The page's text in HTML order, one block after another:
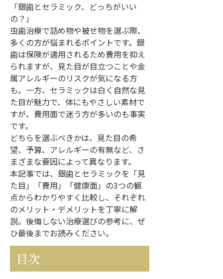
「銀歯とセラミック、どっちがいい
の？」
虫歯治療で詰め物や被せ物を選ぶ際、
多くの方が悩まれるポイントです。銀
歯は保険が適用されるため費用を抑え
られますが、見た目が目立つことや金
属アレルギーのリスクが気になる方
も。一方、セラミックは白く自然な見
た目が魅力で、体にもやさしい素材で
すが、費用面で迷う方が多いのも事実
です。
どちらを選ぶべきかは、見た目の希
望、予算、アレルギーの有無など、さ
まざまな要因によって異なります。
本記事では、銀歯とセラミックを「見
た目」「費用」「健康面」の3つの観
点からわかりやすく比較し、それぞれ
のメリット・デメリットを丁寧に解
説。後悔しない治療選びの参考に、ぜ
ひ最後までお読みください。
目次